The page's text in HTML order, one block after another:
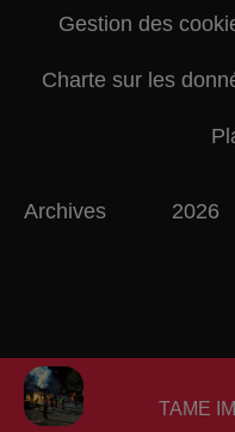
TAME
Gestion des
Charte sur les
Archives 2026